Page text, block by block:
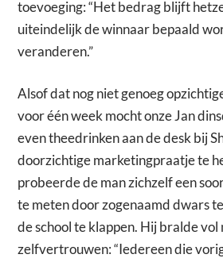
toevoeging: “Het bedrag blijft
uiteindelijk de winnaar bepaald
veranderen.”
Alsof dat nog niet genoeg
voor één week mocht onze Jan
even theedrinken aan de desk bij
doorzichtige marketingpraatje te
probeerde de man zichzelf een
te meten door zogenaamd dwars
de school te klappen. Hij bralde vol
zelfvertrouwen: “Iedereen die